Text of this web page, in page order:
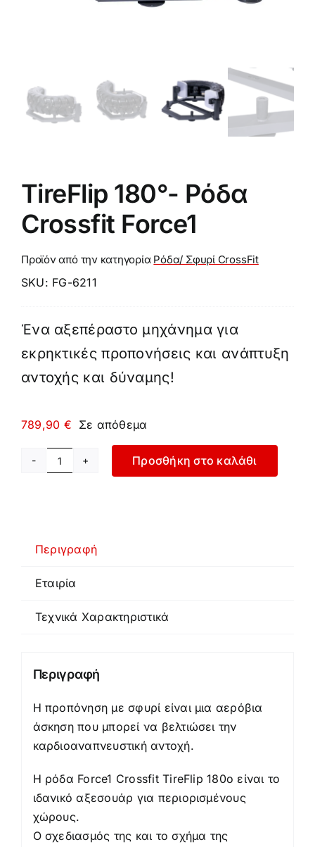
TireFlip 180°- Ρόδα
Crossfit Force1
Προϊόν από την κατηγορία Ρόδα/ Σφυρί CrossFit
SKU: FG-6211
Ένα αξεπέραστο μηχάνημα για
εκρηκτικές προπονήσεις και ανάπτυξη
αντοχής και δύναμης!
789,90 € Σε απόθεμα
TireFlip
Force1
Προσθήκη στο καλάθι
Περιγραφή
Εταιρία
Τεχνικά Χαρακτηριστικά
Περιγραφή
Η προπόνηση με σφυρί είναι μια αερόβια
άσκηση που μπορεί να βελτιώσει την
καρδιοαναπνευστική αντοχή.
Η ρόδα Force1 Crossfit TireFlip 180ο είναι το
ιδανικό αξεσουάρ για περιορισμένους
χώρους.
Ο σχεδιασμός της και το σχήμα της